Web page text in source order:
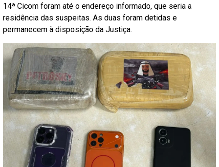
14ª Cicom foram até o endereço informado, que seria a
residência das suspeitas. As duas foram detidas e
permanecem à disposição da Justiça.